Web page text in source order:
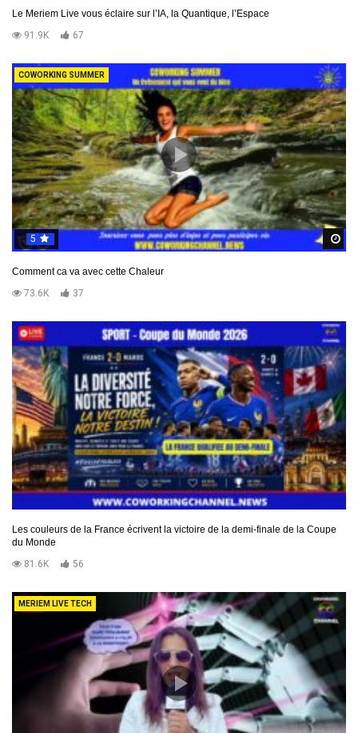
Le Meriem Live vous éclaire sur l’IA, la Quantique, l’Espace
91.9K
67
COWORKING SUMMER
5
Comment ca va avec cette Chaleur
73.6K
37
Les couleurs de la France écrivent la victoire de la demi-finale de la Coupe
du Monde
81.6K
56
MERIEM LIVE TECH